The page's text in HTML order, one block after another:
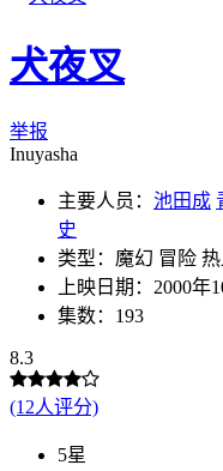
犬夜叉
举报
Inuyasha
主要人员： 池田成
史
类型：魔幻 冒险 热
上映日期：2000年
集数：193
8.3
(12人评分)
5星